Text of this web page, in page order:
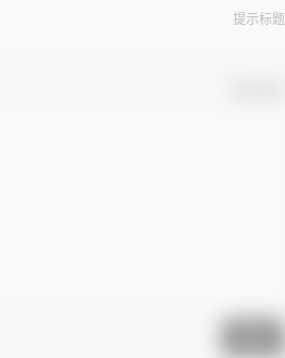
提示标题